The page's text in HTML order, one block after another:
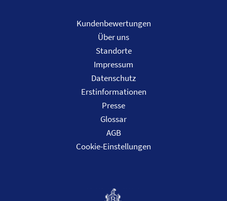
Kundenbewertungen
Über uns
Standorte
Impressum
Datenschutz
Erstinformationen
Presse
Glossar
AGB
Cookie-Einstellungen